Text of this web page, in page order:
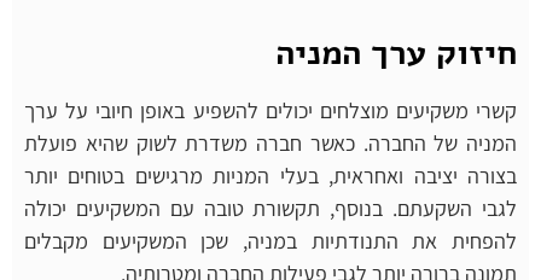
חיזוק ערך המניה
קשרי משקיעים מוצלחים יכולים להשפיע באופן חיובי על ערך
המניה של החברה. כאשר חברה משדרת לשוק שהיא פועלת
בצורה יציבה ואחראית, בעלי המניות מרגישים בטוחים יותר
לגבי השקעתם. בנוסף, תקשורת טובה עם המשקיעים יכולה
להפחית את התנודתיות במניה, שכן המשקיעים מקבלים
תמונה ברורה יותר לגבי פעילות החברה ומטרותיה.